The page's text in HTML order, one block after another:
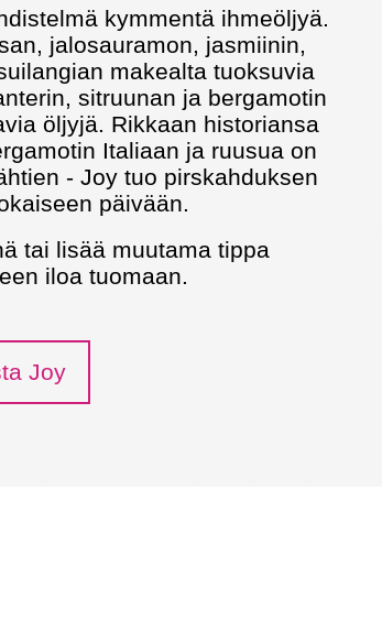
kymmentä ihmeöljyä.
jalosauramon, jasmiinin,
makealta tuoksuvia
sitruunan ja bergamotin
öljyjä. Rikkaan historiansa
Italiaan ja ruusua on
- Joy tuo pirskahduksen
päivään.
tai lisää muutama tippa
iloa tuomaan.
Joy